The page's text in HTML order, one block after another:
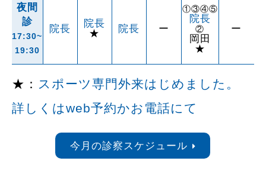
★： スポーツ専門外来はじめました。
詳しくはweb予約かお電話にて
今月の診察スケジュール
夜間
診
17:30~
19:30
院長
院長
★
院長 ー
①③④⑤
院長
②
岡田
★
ー